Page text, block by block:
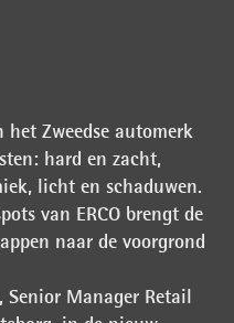
Zweedse automerk
hard en zacht,
licht en schaduwen.
van ERCO brengt de
naar de voorgrond
Manager Retail